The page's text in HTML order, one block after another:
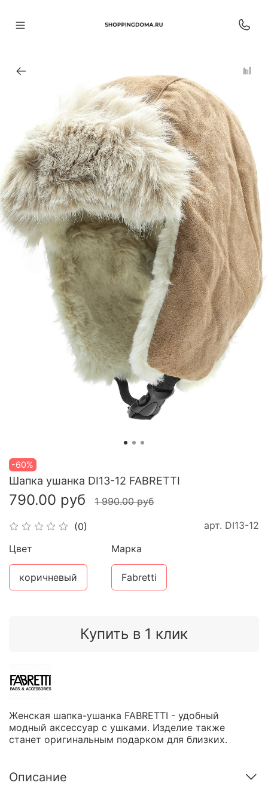
-60%
(0) арт. DI13-12
Шапка ушанка DI13-12 FABRETTI
790.00 руб 1 990.00 руб
Купить в 1 клик
Цвет
коричневый
Марка
Fabretti
Женская шапка-ушанка FABRETTI - удобный
модный аксессуар с ушками. Изделие также
станет оригинальным подарком для близких.
Описание